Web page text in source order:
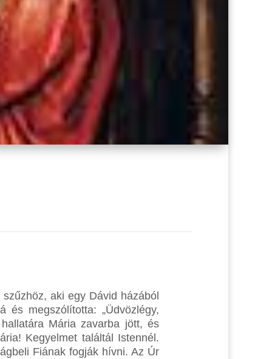
aki egy Dávid házából
megszólította: „Üdvözlégy,
Mária zavarba jött, és
Kegyelmet találtál Istennél.
Fiának fogják hívni. Az Úr